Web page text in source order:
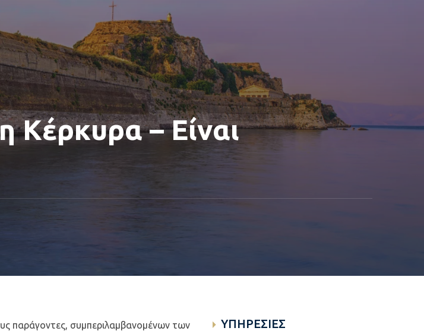
Κέρκυρα – Είναι
παράγοντες, συμπεριλαμβανομένων των
ΥΠΗΡΕΣΙΕΣ